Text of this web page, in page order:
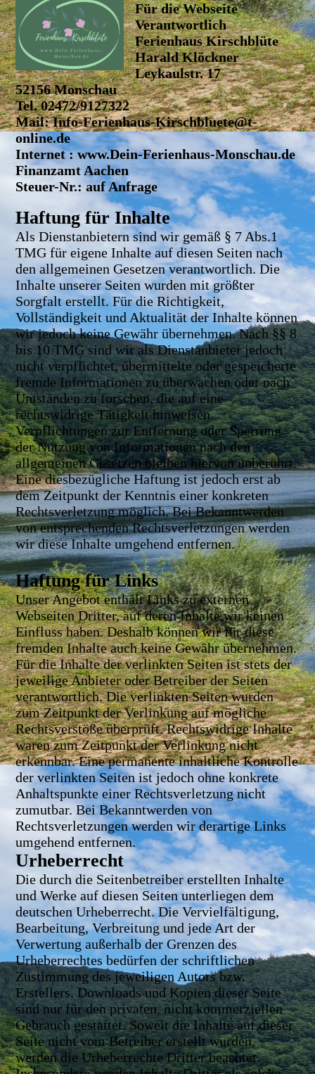
Für die Webseite
Verantwortlich
Ferienhaus Kirschblüte
Harald Klöckner
Leykaulstr. 17
52156 Monschau
Tel. 02472/9127322
Mail: Info-Ferienhaus-Kirschbluete@t-
online.de
Internet : www.Dein-Ferienhaus-Monschau.de
Finanzamt Aachen
Steuer-Nr.: auf Anfrage
Haftung für Inhalte
Als Dienstanbietern sind wir gemäß § 7 Abs.1
TMG für eigene Inhalte auf diesen Seiten nach
den allgemeinen Gesetzen verantwortlich. Die
Inhalte unserer Seiten wurden mit größter
Sorgfalt erstellt. Für die Richtigkeit,
Vollständigkeit und Aktualität der Inhalte können
wir jedoch keine Gewähr übernehmen. Nach §§ 8
bis 10 TMG sind wir als Dienstanbieter jedoch
nicht verpflichtet, übermittelte oder gespeicherte
fremde Informationen zu überwachen oder nach
Umständen zu forschen, die auf eine
rechtswidrige Tätigkeit hinweisen.
Verpflichtungen zur Entfernung oder Sperrung
der Nutzung von Informationen nach den
allgemeinen Gesetzen bleiben hiervon unberührt.
Eine diesbezügliche Haftung ist jedoch erst ab
dem Zeitpunkt der Kenntnis einer konkreten
Rechtsverletzung möglich. Bei Bekanntwerden
von entsprechenden Rechtsverletzungen werden
wir diese Inhalte umgehend entfernen.
Haftung für Links
Unser Angebot enthält Links zu externen
Webseiten Dritter, auf deren Inhalte wir keinen
Einfluss haben. Deshalb können wir für diese
fremden Inhalte auch keine Gewähr übernehmen.
Für die Inhalte der verlinkten Seiten ist stets der
jeweilige Anbieter oder Betreiber der Seiten
verantwortlich. Die verlinkten Seiten wurden
zum Zeitpunkt der Verlinkung auf mögliche
Rechtsverstöße überprüft. Rechtswidrige Inhalte
waren zum Zeitpunkt der Verlinkung nicht
erkennbar. Eine permanente inhaltliche Kontrolle
der verlinkten Seiten ist jedoch ohne konkrete
Anhaltspunkte einer Rechtsverletzung nicht
zumutbar. Bei Bekanntwerden von
Rechtsverletzungen werden wir derartige Links
umgehend entfernen.
Urheberrecht
Die durch die Seitenbetreiber erstellten Inhalte
und Werke auf diesen Seiten unterliegen dem
deutschen Urheberrecht. Die Vervielfältigung,
Bearbeitung, Verbreitung und jede Art der
Verwertung außerhalb der Grenzen des
Urheberrechtes bedürfen der schriftlichen
Zustimmung des jeweiligen Autors bzw.
Erstellers. Downloads und Kopien dieser Seite
sind nur für den privaten, nicht kommerziellen
Gebrauch gestattet. Soweit die Inhalte auf dieser
Seite nicht vom Betreiber erstellt wurden,
werden die Urheberrechte Dritter beachtet.